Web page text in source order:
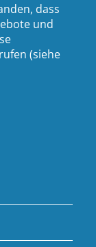
dass
und
(siehe